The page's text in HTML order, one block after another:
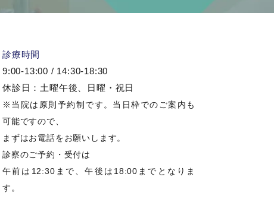
診療時間
9:00-13:00 / 14:30-18:30
休診日：土曜午後、日曜・祝日
※当院は原則予約制です。当日枠でのご案内も
可能ですので、
まずはお電話をお願いします。
診察のご予約・受付は
午前は12:30まで、午後は18:00までとなりま
す。